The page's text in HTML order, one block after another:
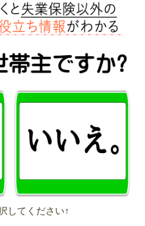
してください↑